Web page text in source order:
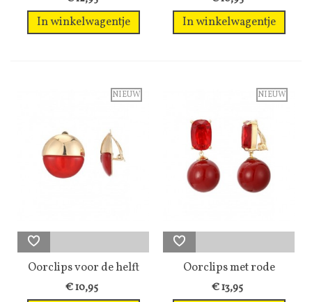
In winkelwagentje In winkelwagentje
NIEUW
Oorclips voor de helft
rood en...
€ 10,95
NIEUW
Oorclips met rode
vierkante glas...
€ 13,95